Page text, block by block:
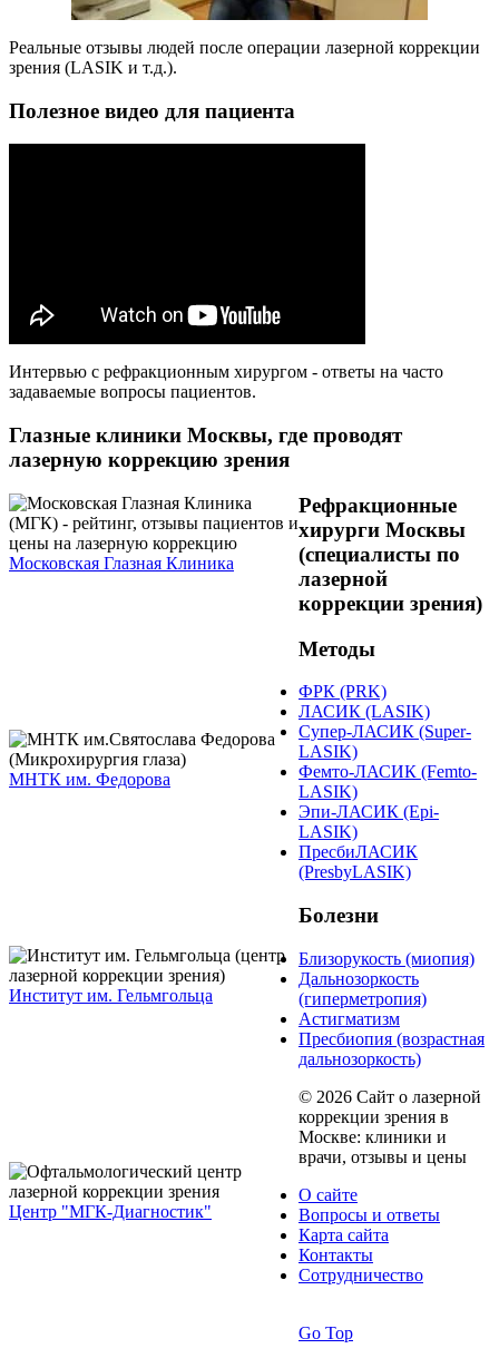
Реальные отзывы людей после операции лазерной коррекции
зрения (LASIK и т.д.).
Полезное видео для пациента
Интервью с рефракционным хирургом - ответы на часто
задаваемые вопросы пациентов.
Глазные клиники Москвы, где проводят
лазерную коррекцию зрения
Московская Глазная Клиника
МНТК им. Федорова
Институт им. Гельмгольца
Центр "МГК-Диагностик"
Рефракционные
хирурги Москвы
(специалисты по
лазерной
коррекции зрения)
Методы
ФРК (PRK)
ЛАСИК (LASIK)
Супер-ЛАСИК (Super-
LASIK)
Фемто-ЛАСИК (Femto-
LASIK)
Эпи-ЛАСИК (Epi-
LASIK)
ПресбиЛАСИК
(PresbyLASIK)
Болезни
Близорукость (миопия)
Дальнозоркость
(гиперметропия)
Астигматизм
Пресбиопия (возрастная
дальнозоркость)
© 2026 Сайт о лазерной
коррекции зрения в
Москве: клиники и
врачи, отзывы и цены
О сайте
Вопросы и ответы
Карта сайта
Контакты
Сотрудничество
Go Top